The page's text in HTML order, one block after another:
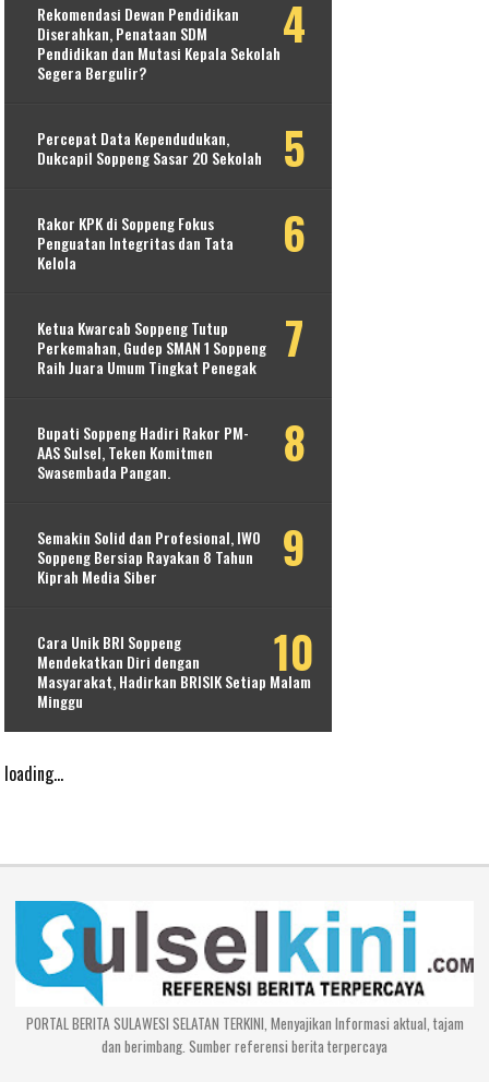
Rekomendasi Dewan Pendidikan
Diserahkan, Penataan SDM
Pendidikan dan Mutasi Kepala Sekolah
Segera Bergulir?
Percepat Data Kependudukan,
Dukcapil Soppeng Sasar 20 Sekolah
Rakor KPK di Soppeng Fokus
Penguatan Integritas dan Tata
Kelola
Ketua Kwarcab Soppeng Tutup
Perkemahan, Gudep SMAN 1 Soppeng
Raih Juara Umum Tingkat Penegak
Bupati Soppeng Hadiri Rakor PM-
AAS Sulsel, Teken Komitmen
Swasembada Pangan.
Semakin Solid dan Profesional, IWO
Soppeng Bersiap Rayakan 8 Tahun
Kiprah Media Siber
Cara Unik BRI Soppeng
Mendekatkan Diri dengan
Masyarakat, Hadirkan BRISIK Setiap Malam
Minggu
loading...
PORTAL BERITA SULAWESI SELATAN TERKINI, Menyajikan Informasi aktual, tajam
dan berimbang. Sumber referensi berita terpercaya